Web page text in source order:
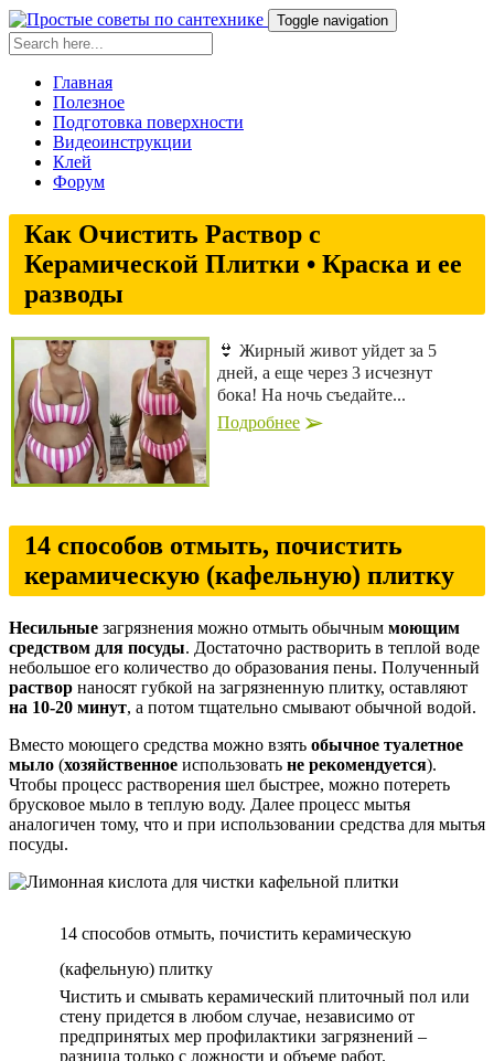
Toggle navigation
Главная
Полезное
Подготовка поверхности
Видеоинструкции
Клей
Форум
Как Очистить Раствор с
Керамической Плитки • Краска и ее
разводы
👙 Жирный живот уйдет за 5
дней, а еще через 3 исчезнут
бока! На ночь съедайте...
Подробнее
14 способов отмыть, почистить
керамическую (кафельную) плитку
Несильные загрязнения можно отмыть обычным моющим
средством для посуды. Достаточно растворить в теплой воде
небольшое его количество до образования пены. Полученный
раствор наносят губкой на загрязненную плитку, оставляют
на 10-20 минут, а потом тщательно смывают обычной водой.
Вместо моющего средства можно взять обычное туалетное
мыло (хозяйственное использовать не рекомендуется).
Чтобы процесс растворения шел быстрее, можно потереть
брусковое мыло в теплую воду. Далее процесс мытья
аналогичен тому, что и при использовании средства для мытья
посуды.
14 способов отмыть, почистить керамическую
(кафельную) плитку
Чистить и смывать керамический плиточный пол или
стену придется в любом случае, независимо от
предпринятых мер профилактики загрязнений –
разница только с ложности и объеме работ.